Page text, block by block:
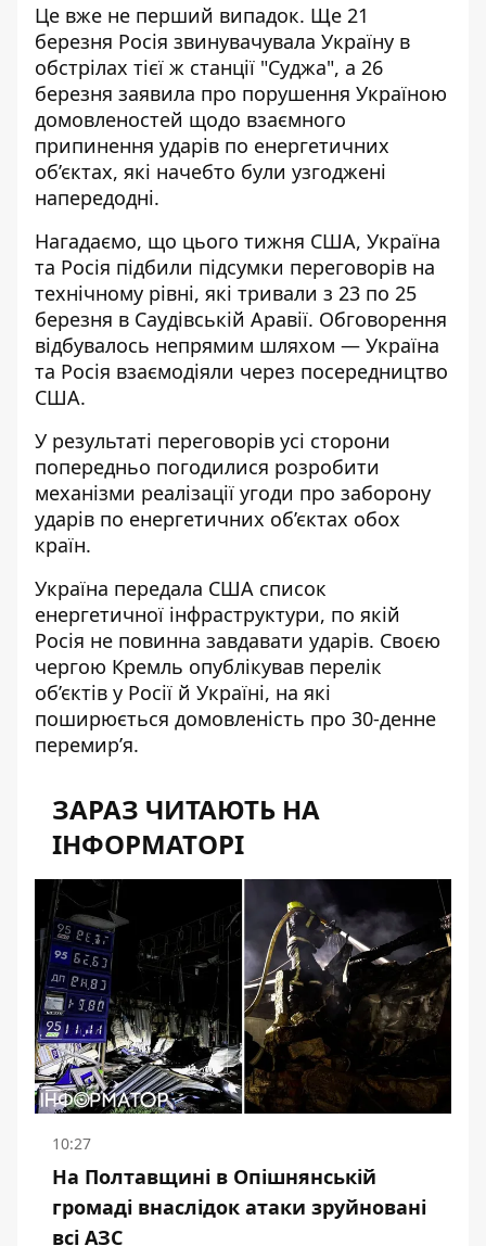
Це вже не перший випадок. Ще 21
березня Росія звинувачувала Україну в
обстрілах тієї ж станції "Суджа", а 26
березня заявила про порушення Україною
домовленостей щодо взаємного
припинення ударів по енергетичних
об’єктах, які начебто були узгоджені
напередодні.
Нагадаємо, що цього тижня США, Україна
та Росія підбили підсумки переговорів на
технічному рівні, які тривали з 23 по 25
березня в Саудівській Аравії. Обговорення
відбувалось непрямим шляхом — Україна
та Росія взаємодіяли через посередництво
США.
У результаті переговорів усі сторони
попередньо погодилися розробити
механізми реалізації угоди про заборону
ударів по енергетичних об’єктах обох
країн.
Україна передала США список
енергетичної інфраструктури, по якій
Росія не повинна завдавати ударів. Своєю
чергою Кремль опублікував перелік
об’єктів у Росії й Україні, на які
поширюється домовленість про 30-денне
перемир’я.
ЗАРАЗ ЧИТАЮТЬ НА
ІНФОРМАТОРІ
10:27
На Полтавщині в Опішнянській
громаді внаслідок атаки зруйновані
всі АЗС